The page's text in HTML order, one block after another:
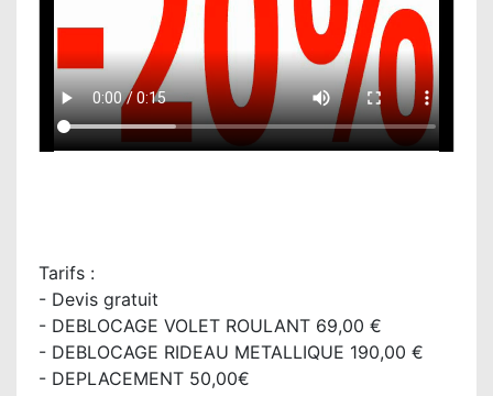
Tarifs :
- Devis gratuit
- DEBLOCAGE VOLET ROULANT 69,00 €
- DEBLOCAGE RIDEAU METALLIQUE 190,00 €
- DEPLACEMENT 50,00€